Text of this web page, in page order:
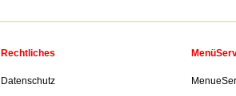
Rechtliches
Datenschutz